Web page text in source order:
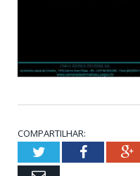
COMPARTILHAR:
TwitterFacebook